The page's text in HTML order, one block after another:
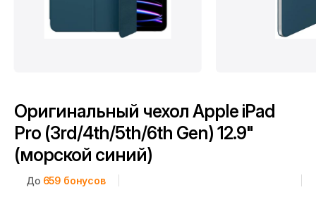
Оригинальный чехол Apple iPad
Pro (3rd/4th/5th/6th Gen) 12.9"
(морской синий)
До 659 бонусов